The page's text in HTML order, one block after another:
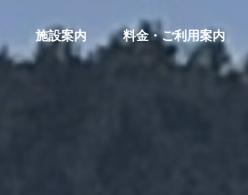
施設案内 料金・ご利用案内